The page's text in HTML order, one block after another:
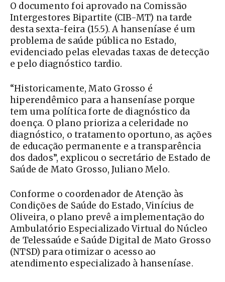
O documento foi aprovado na Comissão
Intergestores Bipartite (CIB-MT) na tarde
desta sexta-feira (15.5). A hanseníase é um
problema de saúde pública no Estado,
evidenciado pelas elevadas taxas de detecção
e pelo diagnóstico tardio.
“Historicamente, Mato Grosso é
hiperendêmico para a hanseníase porque
tem uma política forte de diagnóstico da
doença. O plano prioriza a celeridade no
diagnóstico, o tratamento oportuno, as ações
de educação permanente e a transparência
dos dados”, explicou o secretário de Estado de
Saúde de Mato Grosso, Juliano Melo.
Conforme o coordenador de Atenção às
Condições de Saúde do Estado, Vinícius de
Oliveira, o plano prevê a implementação do
Ambulatório Especializado Virtual do Núcleo
de Telessaúde e Saúde Digital de Mato Grosso
(NTSD) para otimizar o acesso ao
atendimento especializado à hanseníase.